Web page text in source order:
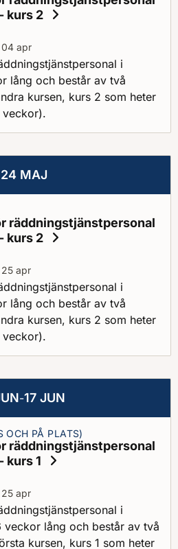
kurs 2
04 apr
i
lång och består av två
kursen, kurs 2 som heter
veckor).
24 MAJ
räddningstjänstpersonal
kurs 2
apr
i
lång och består av två
kursen, kurs 2 som heter
veckor).
-17 JUN
OCH PÅ PLATS)
räddningstjänstpersonal
kurs 1
apr
i
veckor lång och består av två
kursen, kurs 1 som heter